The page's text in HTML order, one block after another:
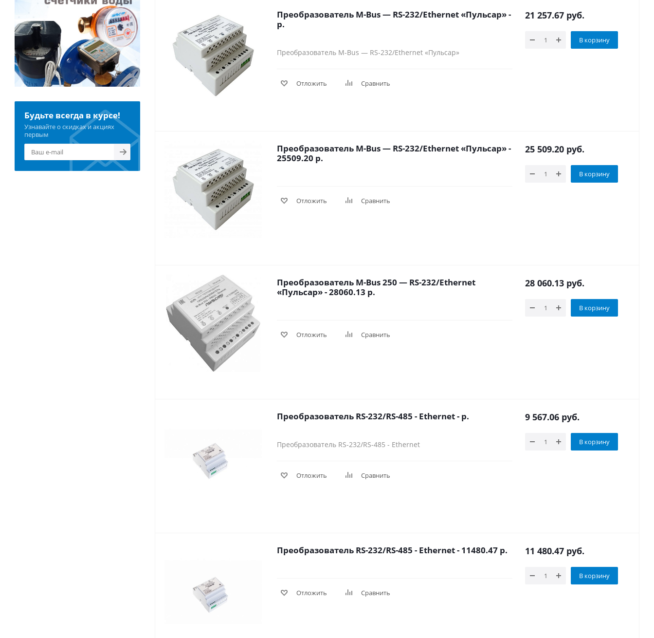
Преобразователь M-Bus — RS-232/Ethernet «Пульсар» -
р.
Преобразователь M-Bus — RS-232/Ethernet «Пульсар»
Отложить Сравнить
21 257.67 руб.
В корзину
Преобразователь M-Bus — RS-232/Ethernet «Пульсар» -
25509.20 р.
Отложить Сравнить
25 509.20 руб.
В корзину
Преобразователь M-Bus 250 — RS-232/Ethernet
«Пульсар» - 28060.13 р.
Отложить Сравнить
28 060.13 руб.
В корзину
Преобразователь RS-232/RS-485 - Ethernet - р.
Преобразователь RS-232/RS-485 - Ethernet
Отложить Сравнить
9 567.06 руб.
В корзину
Преобразователь RS-232/RS-485 - Ethernet - 11480.47 р.
Отложить Сравнить
11 480.47 руб.
В корзину
Будьте всегда в курсе!
Узнавайте о скидках и акциях
первым